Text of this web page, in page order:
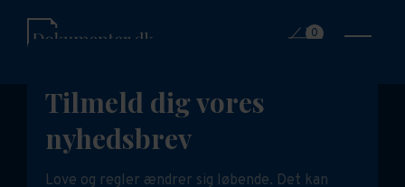
0
Tilmeld dig vores
nyhedsbrev
Love og regler ændrer sig løbende. Det kan